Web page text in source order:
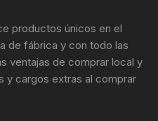
productos únicos en el
de fábrica y con todo las
ventajas de comprar local y
y cargos extras al comprar